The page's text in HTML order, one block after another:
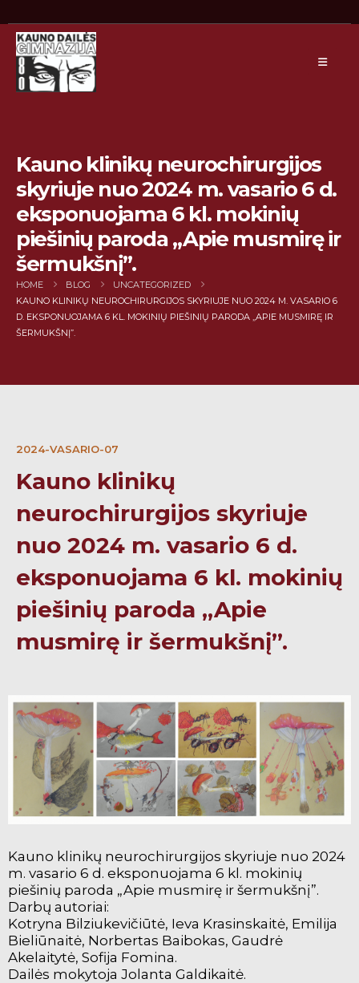
Kauno klinikų neurochirurgijos
skyriuje nuo 2024 m. vasario 6 d.
eksponuojama 6 kl. mokinių
piešinių paroda „Apie musmirę ir
šermukšnį”.
HOME BLOG
UNCATEGORIZED
KAUNO KLINIKŲ NEUROCHIRURGIJOS SKYRIUJE NUO 2024 M. VASARIO 6
D. EKSPONUOJAMA 6 KL. MOKINIŲ PIEŠINIŲ PARODA „APIE MUSMIRĘ IR
ŠERMUKŠNĮ”.
2024-VASARIO-07
Kauno klinikų
neurochirurgijos skyriuje
nuo 2024 m. vasario 6 d.
eksponuojama 6 kl. mokinių
piešinių paroda „Apie
musmirę ir šermukšnį”.
Kauno klinikų neurochirurgijos skyriuje nuo 2024
m. vasario 6 d. eksponuojama 6 kl. mokinių
piešinių paroda „Apie musmirę ir šermukšnį”.
Darbų autoriai:
Kotryna Bilziukevičiūtė, Ieva Krasinskaitė, Emilija
Bieliūnaitė, Norbertas Baibokas, Gaudrė
Akelaitytė, Sofija Fomina.
Dailės mokytoja Jolanta Galdikaitė.